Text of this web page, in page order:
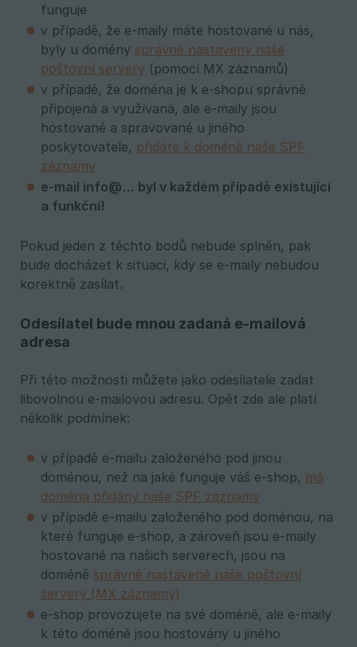
funguje
v případě, že e-maily máte hostované u nás,
byly u domény správně nastaveny naše
poštovní servery (pomocí MX záznamů)
v případě, že doména je k e-shopu správně
připojená a využívaná, ale e-maily jsou
hostované a spravované u jiného
poskytovatele, přidáte k doméně naše SPF
záznamy
e-mail info@… byl v každém případě existující
a funkční!
Pokud jeden z těchto bodů nebude splněn, pak
bude docházet k situaci, kdy se e-maily nebudou
korektně zasílat.
Odesílatel bude mnou zadaná e-mailová
adresa
Při této možnosti můžete jako odesílatele zadat
libovolnou e-mailovou adresu. Opět zde ale platí
několik podmínek:
v případě e-mailu založeného pod jinou
doménou, než na jaké funguje váš e-shop, má
doména přidány naše SPF záznamy
v případě e-mailu založeného pod doménou, na
které funguje e-shop, a zároveň jsou e-maily
hostované na našich serverech, jsou na
doméně správně nastavené naše poštovní
servery (MX záznamy)
e-shop provozujete na své doméně, ale e-maily
k této doméně jsou hostovány u jiného